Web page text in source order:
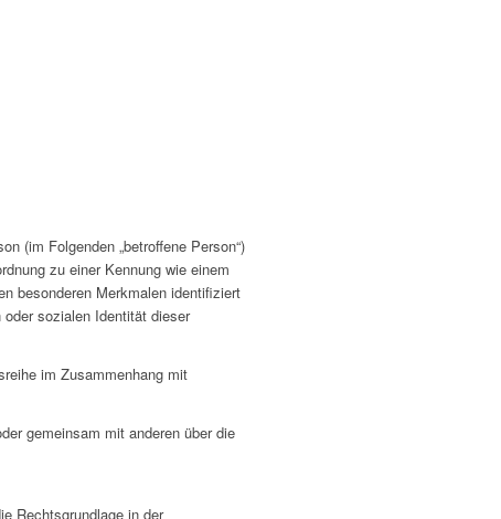
(im Folgenden „betroffene Person“)
zu einer Kennung wie einem
besonderen Merkmalen identifiziert
sozialen Identität dieser
im Zusammenhang mit
gemeinsam mit anderen über die
Rechtsgrundlage in der